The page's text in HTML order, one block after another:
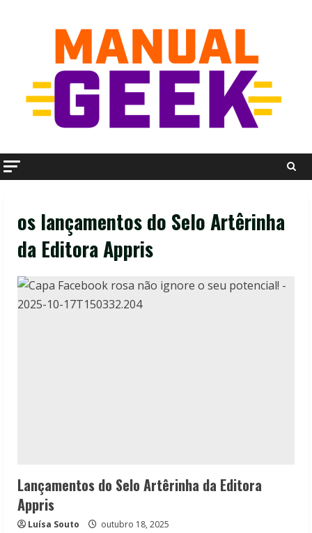
os lançamentos do Selo Artêrinha
da Editora Appris
Lançamentos do Selo Artêrinha da Editora
Appris
Luísa Souto outubro 18, 2025